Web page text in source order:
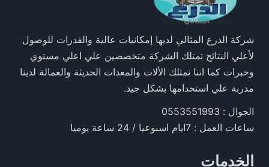
شركة الدرع المثالي لديها إمكانيات عالية والقدرات للوصول
لأعلي النتائج تمتلك الشركة متخصصين علي اعلي مستوي
وخبرات كما اننا نمتلك الألات والمعدات الحديثة والعمالة لدينا
مدربة علي استخدامها بشكل جيد.
الجوال : 0553551993
ساعات العمل : 7ايام اسبوعيا / 24 ساعة يوميا
الخدمات